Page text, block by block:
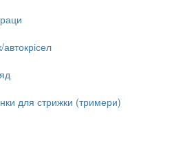
для стрижки (тримери)